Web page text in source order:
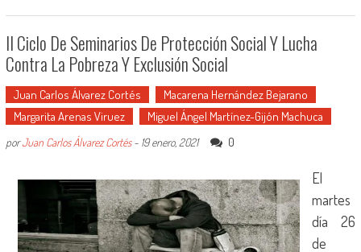
II Ciclo De Seminarios De Protección Social Y Lucha
Contra La Pobreza Y Exclusión Social
Juan Carlos Álvarez Cortés
Macarena Hernández Bejarano
Margarita Arenas Viruez
Miguel Ángel Martínez-Gijón Machuca
porJuan Carlos Álvarez Cortés- 19 enero, 2021 0
El
martes
día 26
de